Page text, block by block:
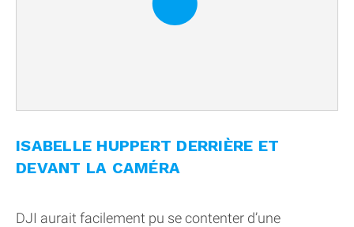
ISABELLE HUPPERT DERRIÈRE ET
DEVANT LA CAMÉRA
DJI aurait facilement pu se contenter d’une